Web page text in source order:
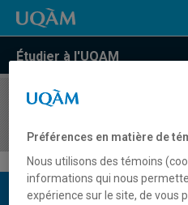
Étudier à l'UQAM
COURS//
Description du cours
Préférences en matière de
Nous utilisons des témoins
informations qui nous
expérience sur le site, de vous